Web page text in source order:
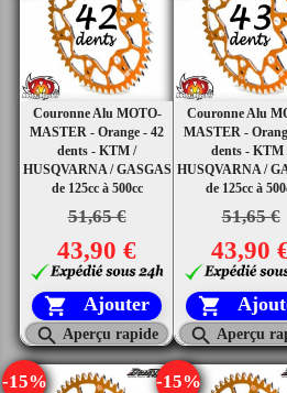
Couronne Alu MOTO-
MASTER - Orange - 42
dents - KTM /
HUSQVARNA / GASGAS
de 125cc à 500cc
51,65 €
43,90 €
 Ajouter
 Aperçu rapide
Couronne Alu
MASTER -
dents - KTM
HUSQVARNA /
de 125cc à
51,65 €
43,90

 Aperçu
-15% -15%